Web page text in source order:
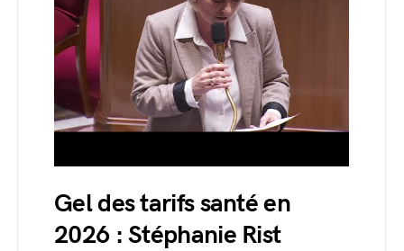
Gel des tarifs santé en
2026 : Stéphanie Rist